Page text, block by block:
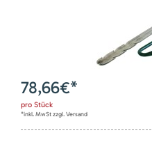
78,66€*
pro Stück
*inkl. MwSt zzgl. Versand